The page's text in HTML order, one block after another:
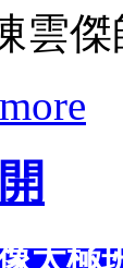
雲傑
太極